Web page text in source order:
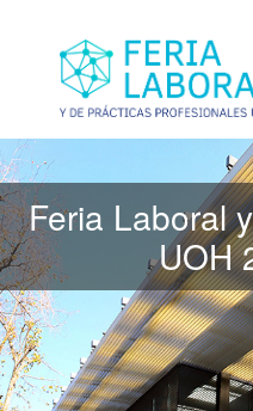
Feria Laboral
UOH